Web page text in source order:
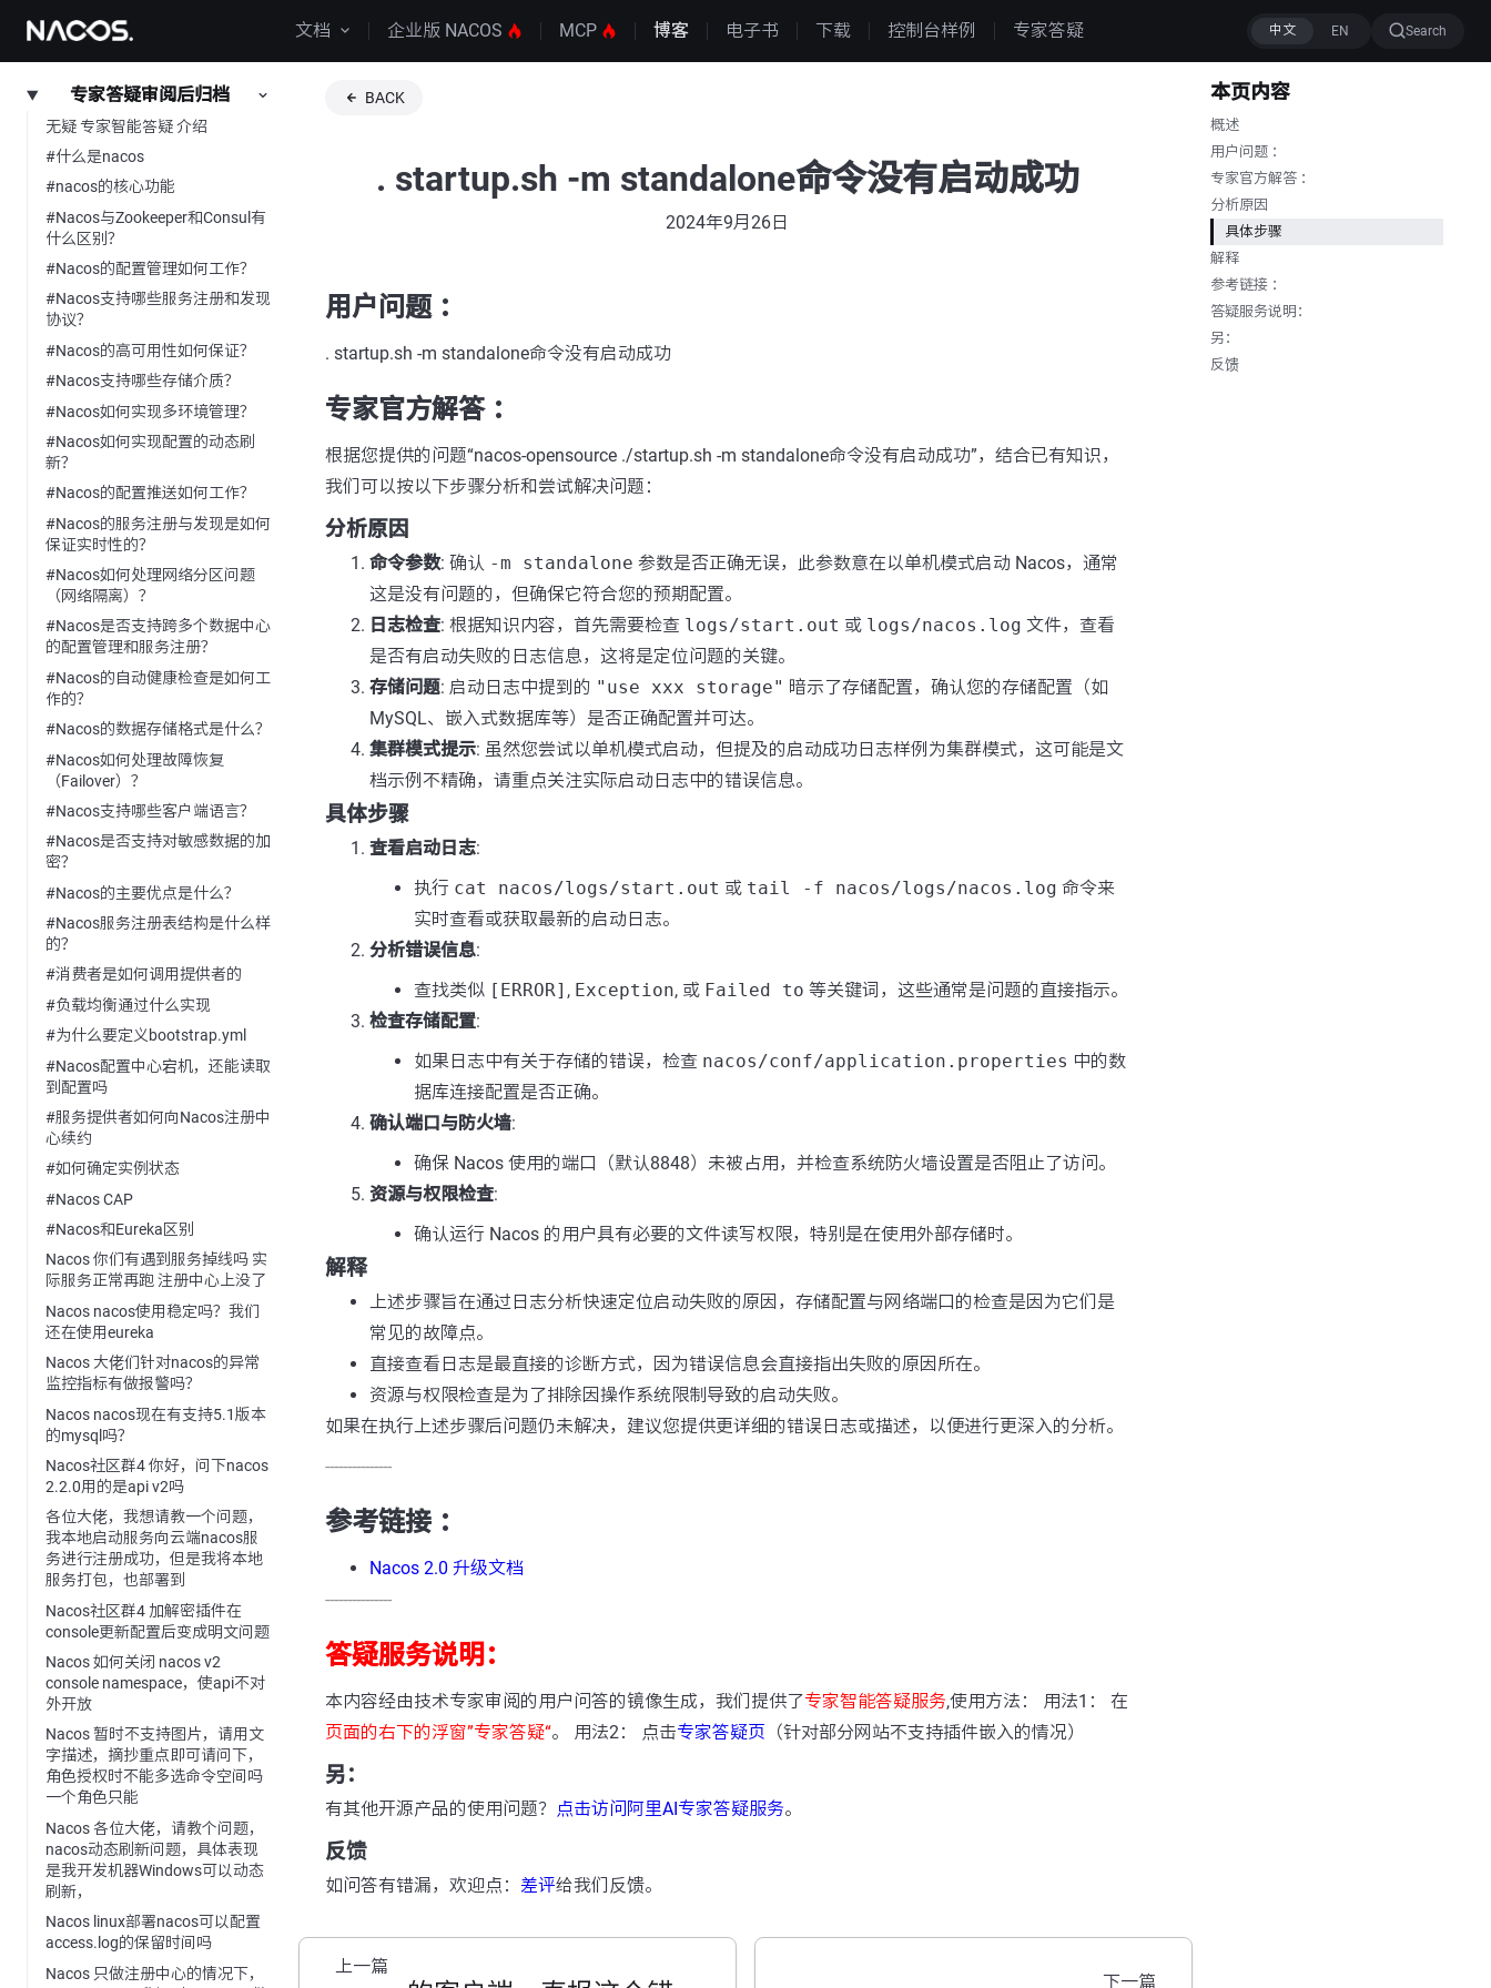
文档 企业版 NACOS MCP 博客 电子书 下载 控制台样例 专家答疑 Search
专家答疑审阅后归档
无疑 专家智能答疑 介绍
#什么是nacos
#nacos的核心功能
#Nacos与Zookeeper和Consul有
什么区别？
#Nacos的配置管理如何工作？
#Nacos支持哪些服务注册和发现
协议？
#Nacos的高可用性如何保证？
#Nacos支持哪些存储介质？
#Nacos如何实现多环境管理？
#Nacos如何实现配置的动态刷
新？
#Nacos的配置推送如何工作？
#Nacos的服务注册与发现是如何
保证实时性的？
#Nacos如何处理网络分区问题
（网络隔离）？
#Nacos是否支持跨多个数据中心
的配置管理和服务注册？
#Nacos的自动健康检查是如何工
作的？
#Nacos的数据存储格式是什么？
#Nacos如何处理故障恢复
（Failover）？
#Nacos支持哪些客户端语言？
#Nacos是否支持对敏感数据的加
密？
#Nacos的主要优点是什么？
#Nacos服务注册表结构是什么样
的？
#消费者是如何调用提供者的
#负载均衡通过什么实现
#为什么要定义bootstrap.yml
#Nacos配置中心宕机，还能读取
到配置吗
#服务提供者如何向Nacos注册中
心续约
#如何确定实例状态
#Nacos CAP
#Nacos和Eureka区别
Nacos 你们有遇到服务掉线吗 实
际服务正常再跑 注册中心上没了
Nacos nacos使用稳定吗？我们
还在使用eureka
Nacos 大佬们针对nacos的异常
监控指标有做报警吗？
Nacos nacos现在有支持5.1版本
的mysql吗？
Nacos社区群4 你好，问下nacos
2.2.0用的是api v2吗
各位大佬，我想请教一个问题，
我本地启动服务向云端nacos服
务进行注册成功，但是我将本地
服务打包，也部署到
Nacos社区群4 加解密插件在
console更新配置后变成明文问题
Nacos 如何关闭 nacos v2
console namespace，使api不对
外开放
Nacos 暂时不支持图片，请用文
字描述，摘抄重点即可请问下，
角色授权时不能多选命令空间吗
一个角色只能
Nacos 各位大佬，请教个问题，
nacos动态刷新问题，具体表现
是我开发机器Windows可以动态
刷新，
Nacos linux部署nacos可以配置
access.log的保留时间吗
Nacos 只做注册中心的情况下，
BACK
. startup.sh -m standalone命令没有启动成功
2024年9月26日
用户问题 ：
. startup.sh -m standalone命令没有启动成功
专家官方解答 ：
根据您提供的问题“nacos-opensource ./startup.sh -m standalone命令没有启动成功”，结合已有知识，
我们可以按以下步骤分析和尝试解决问题：
分析原因
命令参数: 确认 -m standalone 参数是否正确无误，此参数意在以单机模式启动 Nacos，通常
这是没有问题的，但确保它符合您的预期配置。
日志检查: 根据知识内容，首先需要检查 logs/start.out 或 logs/nacos.log 文件，查看
是否有启动失败的日志信息，这将是定位问题的关键。
存储问题: 启动日志中提到的 "use xxx storage" 暗示了存储配置，确认您的存储配置（如
MySQL、嵌入式数据库等）是否正确配置并可达。
集群模式提示: 虽然您尝试以单机模式启动，但提及的启动成功日志样例为集群模式，这可能是文
档示例不精确，请重点关注实际启动日志中的错误信息。
具体步骤
查看启动日志:
执行 cat nacos/logs/start.out 或 tail -f nacos/logs/nacos.log 命令来
实时查看或获取最新的启动日志。
分析错误信息:
查找类似 [ERROR] , Exception, 或 Failed to 等关键词，这些通常是问题的直接指示。
检查存储配置:
如果日志中有关于存储的错误，检查 nacos/conf/application.properties 中的数
据库连接配置是否正确。
确认端口与防火墙:
确保 Nacos 使用的端口（默认8848）未被占用，并检查系统防火墙设置是否阻止了访问。
资源与权限检查:
确认运行 Nacos 的用户具有必要的文件读写权限，特别是在使用外部存储时。
解释
上述步骤旨在通过日志分析快速定位启动失败的原因，存储配置与网络端口的检查是因为它们是
常见的故障点。
直接查看日志是最直接的诊断方式，因为错误信息会直接指出失败的原因所在。
资源与权限检查是为了排除因操作系统限制导致的启动失败。
如果在执行上述步骤后问题仍未解决，建议您提供更详细的错误日志或描述，以便进行更深入的分析。
---------------
参考链接 ：
Nacos 2.0 升级文档
---------------
答疑服务说明：
本内容经由技术专家审阅的用户问答的镜像生成，我们提供了专家智能答疑服务,使用方法： 用法1： 在
页面的右下的浮窗”专家答疑“。 用法2： 点击专家答疑页 （针对部分网站不支持插件嵌入的情况）
另：
有其他开源产品的使用问题？ 点击访问阿里AI专家答疑服务。
反馈
如问答有错漏，欢迎点： 差评给我们反馈。
上一篇
下一篇
本页内容
概述
用户问题 ：
专家官方解答 ：
分析原因
具体步骤
解释
参考链接 ：
答疑服务说明：
另：
反馈